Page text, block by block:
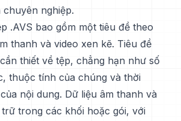
nghiệp.
.AVS bao gồm một tiêu đề theo
thanh và video xen kẽ. Tiêu đề
thiết về tệp, chẳng hạn như số
thuộc tính của chúng và thời
nội dung. Dữ liệu âm thanh và
trong các khối hoặc gói, với